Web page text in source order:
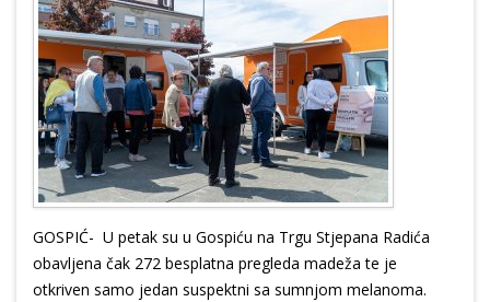
GOSPIĆ- U petak su u Gospiću na Trgu Stjepana Radića
obavljena čak 272 besplatna pregleda madeža te je
otkriven samo jedan suspektni sa sumnjom melanoma.